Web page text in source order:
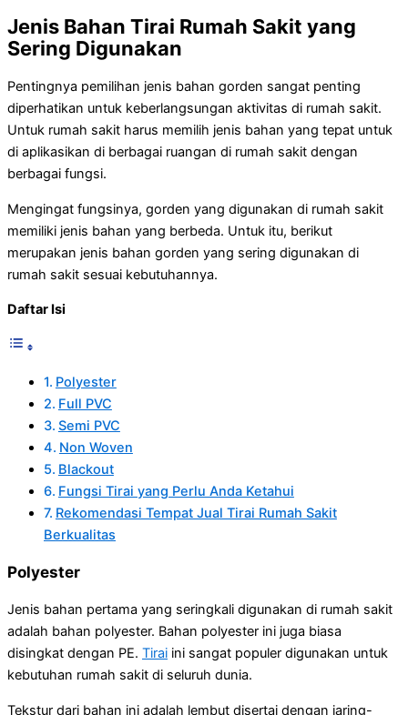
Jenis Bahan Tirai Rumah Sakit yang
Sering Digunakan
Pentingnya pemilihan jenis bahan gorden sangat penting
diperhatikan untuk keberlangsungan aktivitas di rumah sakit.
Untuk rumah sakit harus memilih jenis bahan yang tepat untuk
di aplikasikan di berbagai ruangan di rumah sakit dengan
berbagai fungsi.
Mengingat fungsinya, gorden yang digunakan di rumah sakit
memiliki jenis bahan yang berbeda. Untuk itu, berikut
merupakan jenis bahan gorden yang sering digunakan di
rumah sakit sesuai kebutuhannya.
Daftar Isi
Polyester
Full PVC
Semi PVC
Non Woven
Blackout
Fungsi Tirai yang Perlu Anda Ketahui
Rekomendasi Tempat Jual Tirai Rumah Sakit
Berkualitas
Polyester
Jenis bahan pertama yang seringkali digunakan di rumah sakit
adalah bahan polyester. Bahan polyester ini juga biasa
disingkat dengan PE. Tirai ini sangat populer digunakan untuk
kebutuhan rumah sakit di seluruh dunia.
Tekstur dari bahan ini adalah lembut disertai dengan jaring-